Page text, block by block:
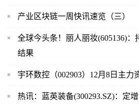
产业区块链一周快讯速览（三）
全球今头条！丽人丽妆(605136)：
结果
宇环数控（002903）12月8日主力
热讯：蓝英装备(300293.SZ)：定